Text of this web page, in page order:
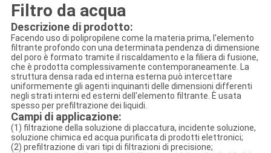
Filtro da acqua
Descrizione di prodotto:
Facendo uso di polipropilene come la materia prima, l'elemento
filtrante profondo con una determinata pendenza di dimensione
del poro è formato tramite il riscaldamento e la filiera di fusione,
che è prodotta complessivamente contemporaneamente. La
struttura densa rada ed interna esterna può intercettare
uniformemente gli agenti inquinanti delle dimensioni differenti
negli strati interni ed esterni dell'elemento filtrante. È usata
spesso per prefiltrazione dei liquidi.
Campi di applicazione:
(1) filtrazione della soluzione di placcatura, incidente soluzione,
soluzione chimica ed acqua purificata di prodotti elettronici;
(2) prefiltrazione di vari tipi di filtrazioni di precisione;